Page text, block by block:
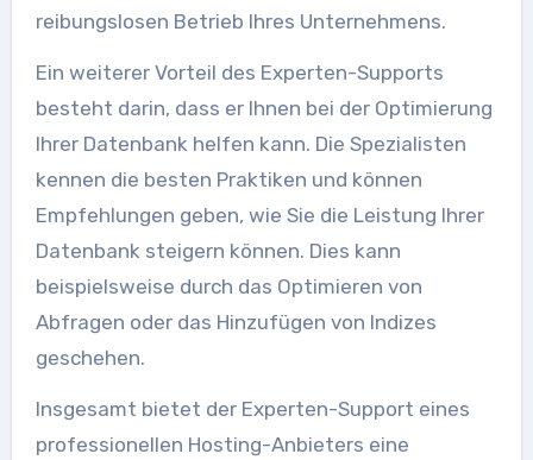
reibungslosen Betrieb Ihres Unternehmens.
Ein weiterer Vorteil des Experten-Supports
besteht darin, dass er Ihnen bei der Optimierung
Ihrer Datenbank helfen kann. Die Spezialisten
kennen die besten Praktiken und können
Empfehlungen geben, wie Sie die Leistung Ihrer
Datenbank steigern können. Dies kann
beispielsweise durch das Optimieren von
Abfragen oder das Hinzufügen von Indizes
geschehen.
Insgesamt bietet der Experten-Support eines
professionellen Hosting-Anbieters eine